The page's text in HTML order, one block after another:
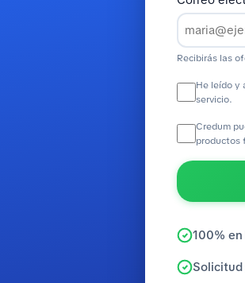
Recibirás las
He leído y
servicio.
Credum
productos
100%